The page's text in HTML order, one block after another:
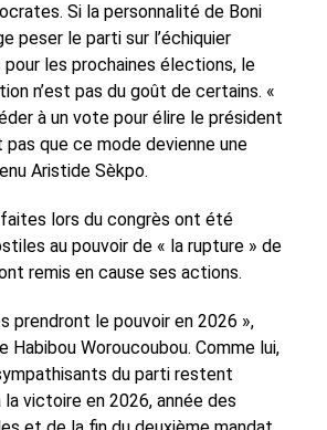
Si la personnalité de Boni
peser le parti sur l’échiquier
les prochaines élections, le
n’est pas du goût de certains. «
à un vote pour élire le président
que ce mode devienne une
Aristide Sèkpo.
lors du congrès ont été
au pouvoir de « la rupture » de
remis en cause ses actions.
prendront le pouvoir en 2026 »,
Habibou Woroucoubou. Comme lui,
du parti restent
victoire en 2026, année des